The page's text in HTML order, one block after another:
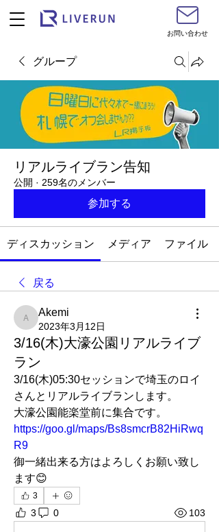
お問い合わせ
グループ
リアルライブラン告知
公開 · 259名のメンバー
参加する
ディスカッション メディア ファイル
戻る
Akemi
Akemi
2023年3月12日
3/16(木)大濠公園リアルライブ
ラン
3/16(木)05:30セッションで埼玉のロイ
さんとリアルライブランします。
大濠公園能楽堂前に集合です。
https://goo.gl/maps/Bs8smcrB82HiRwq
R9
御一緒出来る方はよろしくお願い致し
ます😊
3
3 0 103